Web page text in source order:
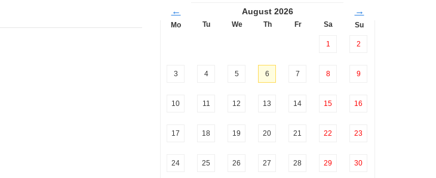
← August 2026 →
Mo Tu We Th Fr Sa Su
1 2
3 4 5 6 7 8 9
10 11 12 13 14 15 16
17 18 19 20 21 22 23
24 25 26 27 28 29 30